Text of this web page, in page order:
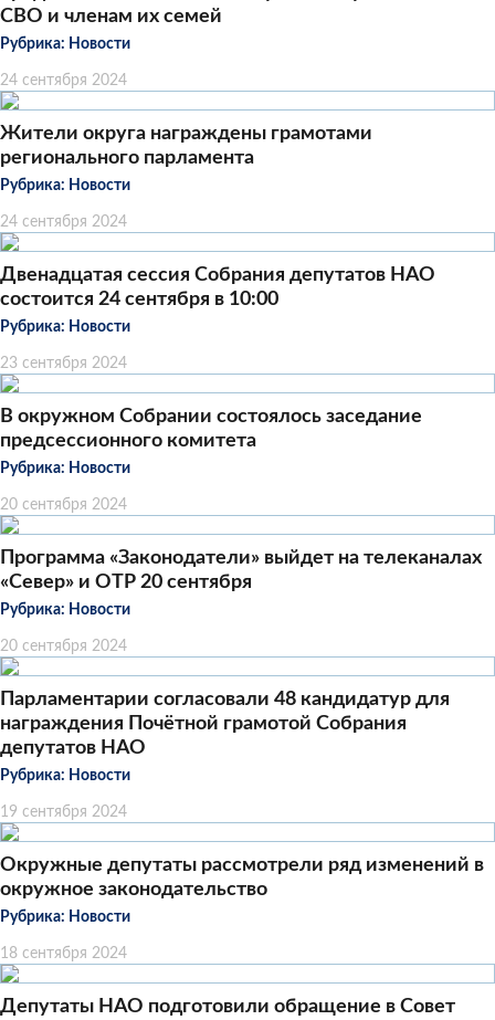
СВО и членам их семей
Рубрика: Новости
24 сентября 2024
Жители округа награждены грамотами
регионального парламента
Рубрика: Новости
24 сентября 2024
Двенадцатая сессия Собрания депутатов НАО
состоится 24 сентября в 10:00
Рубрика: Новости
23 сентября 2024
В окружном Собрании состоялось заседание
предсессионного комитета
Рубрика: Новости
20 сентября 2024
Программа «Законодатели» выйдет на телеканалах
«Север» и ОТР 20 сентября
Рубрика: Новости
20 сентября 2024
Парламентарии согласовали 48 кандидатур для
награждения Почётной грамотой Собрания
депутатов НАО
Рубрика: Новости
19 сентября 2024
Окружные депутаты рассмотрели ряд изменений в
окружное законодательство
Рубрика: Новости
18 сентября 2024
Депутаты НАО подготовили обращение в Совет